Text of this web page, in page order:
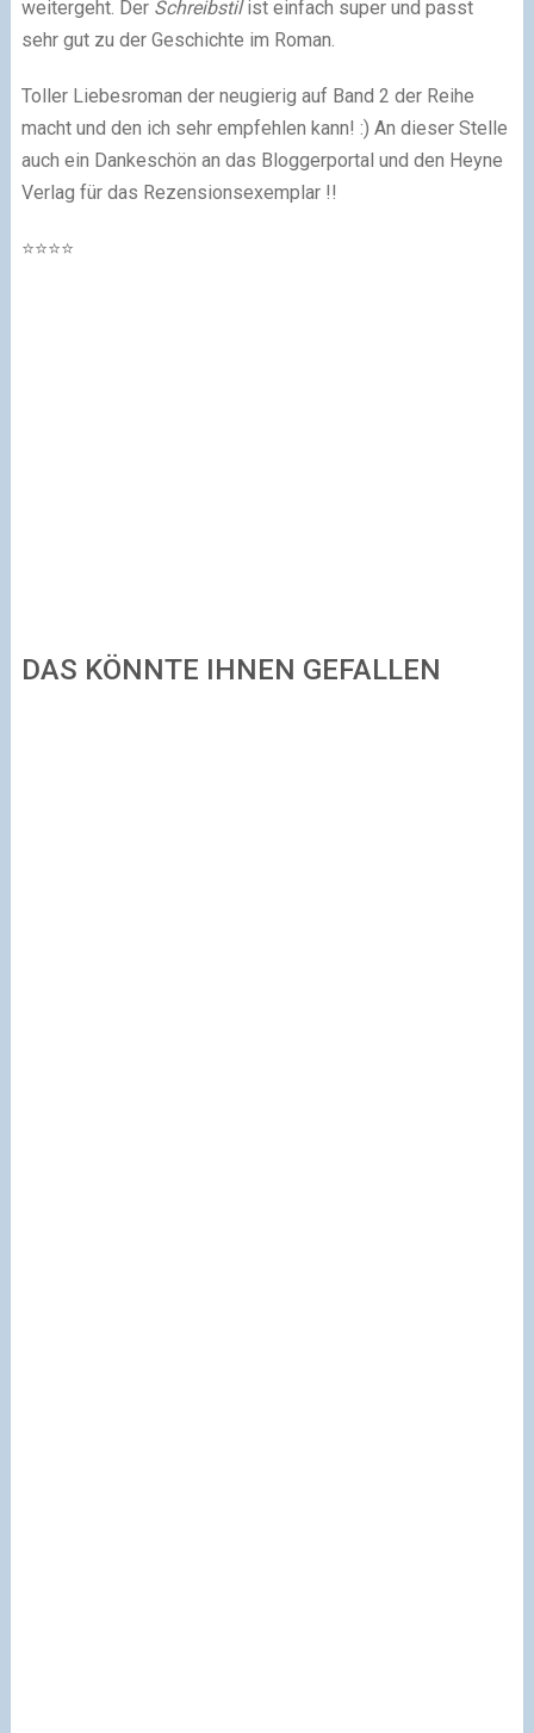
weitergeht. Der Schreibstilist einfach super und passt
sehr gut zu der Geschichte im Roman.
Toller Liebesroman der neugierig auf Band 2 der Reihe
macht und den ich sehr empfehlen kann! :) An dieser Stelle
auch ein Dankeschön an das Bloggerportal und den Heyne
Verlag für das Rezensionsexemplar !!
⭐️⭐️⭐️⭐️
DAS KÖNNTE IHNEN GEFALLEN